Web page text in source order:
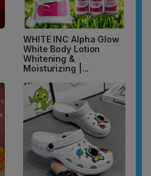
WHITE INC Alpha Glow
White Body Lotion
Whitening &
Moisturizing |...